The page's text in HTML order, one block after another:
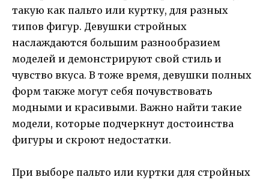
такую как пальто или куртку, для разных
типов фигур. Девушки стройных
наслаждаются большим разнообразием
моделей и демонстрируют свой стиль и
чувство вкуса. В тоже время, девушки полных
форм также могут себя почувствовать
модными и красивыми. Важно найти такие
модели, которые подчеркнут достоинства
фигуры и скроют недостатки.
При выборе пальто или куртки для стройных